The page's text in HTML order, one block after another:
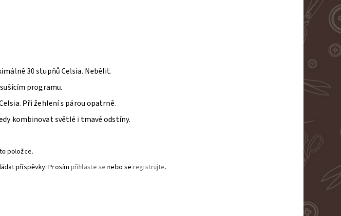
30 stupňů Celsia. Nebělit.
programu.
Při žehlení s párou opatrně.
kombinovat světlé i tmavé odstíny.
položce.
příspěvky. Prosímpřihlaste se nebo seregistrujte.